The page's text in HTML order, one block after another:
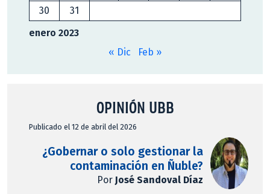
enero 2023
30
31
« Dic Feb »
OPINIÓN UBB
Publicado el 12 de abril del 2026
¿Gobernar o solo gestionar la
contaminación en Ñuble?
Por José Sandoval Díaz